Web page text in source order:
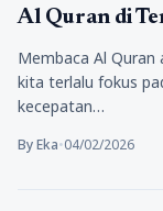
Al Quran di
Membaca Al Quran
kita terlalu fokus
kecepatan…
By Eka•04/02/2026